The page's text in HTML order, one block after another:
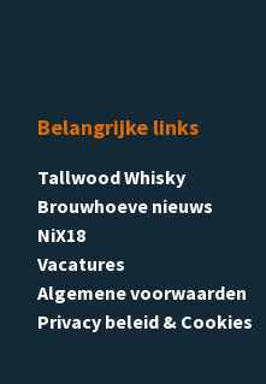
Belangrijke links
Tallwood Whisky
Brouwhoeve nieuws
NiX18
Vacatures
Algemene voorwaarden
Privacy beleid & Cookies